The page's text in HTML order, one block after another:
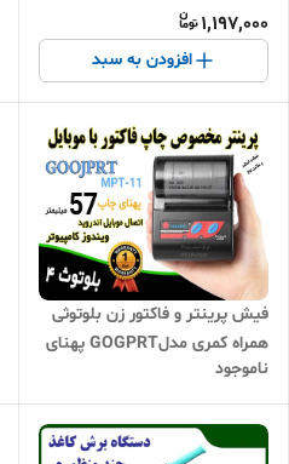
بسته 500 عددی
1,197,000
افزودن به سبد
فیش پرینتر و فاکتور زن بلوتوثی
همراه کمری مدلGOGPRT پهنای
کارتخوان)
ناموجود